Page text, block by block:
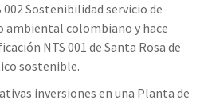
Sostenibilidad servicio de
ambiental colombiano y hace
NTS 001 de Santa Rosa de
sostenible.
inversiones en una Planta de